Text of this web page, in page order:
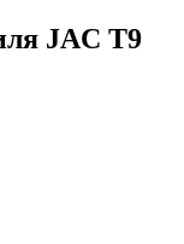
JAC T9